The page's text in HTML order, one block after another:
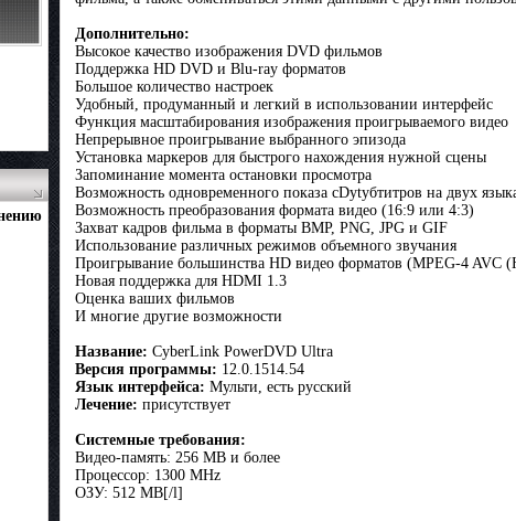
Дополнительно:
Высокое качество изображения DVD фильмов
Поддержка HD DVD и Blu-ray форматов
Большое количество настроек
Удобный, продуманный и легкий в использовании интерфейс
Функция масштабирования изображения проигрываемого видео
Непрерывное проигрывание выбранного эпизода
Установка маркеров для быстрого нахождения нужной сцены
Запоминание момента остановки просмотра
Возможность одновременного показа сDytубтитров на двух
Возможность преобразования формата видео (16:9 или 4:3)
Захват кадров фильма в форматы BMP, PNG, JPG и GIF
Использование различных режимов объемного звучания
Проигрывание большинства HD видео форматов (MPEG-4
Новая поддержка для HDMI 1.3
Оценка ваших фильмов
И многие другие возможности
Название: CyberLink PowerDVD Ultra
Версия программы: 12.0.1514.54
Язык интерфейса: Мульти, есть русский
Лечение: присутствует
Системные требования:
Видео-память: 256 MB и более
Процессор: 1300 MHz
ОЗУ: 512 MB[/l]